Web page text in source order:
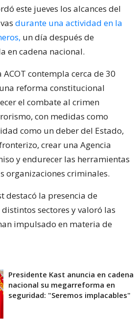
este jueves los alcances del
durante una actividad en la
un día después de
en cadena nacional.
ACOT contempla cerca de 30
reforma constitucional
el combate al crimen
con medidas como
como un deber del Estado,
crear una Agencia
y endurecer las herramientas
organizaciones criminales.
destacó la presencia de
sectores y valoró las
impulsado en materia de
Presidente Kast anuncia en cadena
nacional su megarreforma en
seguridad: "Seremos implacables"